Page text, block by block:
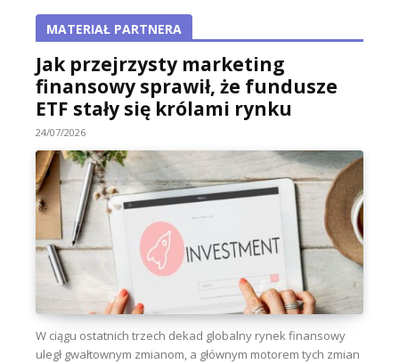
MATERIAŁ PARTNERA
Jak przejrzysty marketing
finansowy sprawił, że fundusze
ETF stały się królami rynku
24/07/2026
W ciągu ostatnich trzech dekad globalny rynek finansowy
uległ gwałtownym zmianom, a głównym motorem tych zmian